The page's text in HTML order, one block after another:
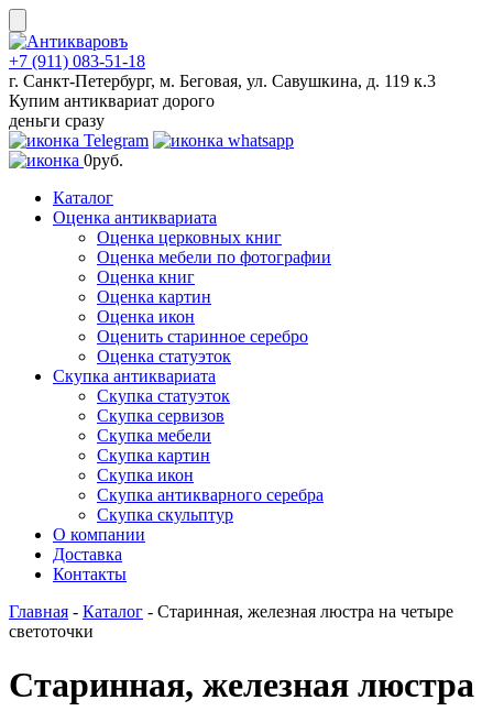
Skip
to
content
+7 (911) 083-51-18
г. Санкт-Петербург, м. Беговая, ул. Савушкина, д. 119 к.3
Купим антиквариат дорого
деньги сразу
0руб.
Каталог
Оценка антиквариата
Оценка церковных книг
Оценка мебели по фотографии
Оценка книг
Оценка картин
Оценка икон
Оценить старинное серебро
Оценка статуэток
Скупка антиквариата
Скупка статуэток
Скупка сервизов
Скупка мебели
Скупка картин
Скупка икон
Скупка антикварного серебра
Скупка скульптур
О компании
Доставка
Контакты
Главная - Каталог - Старинная, железная люстра на четыре
светоточки
Старинная, железная люстра